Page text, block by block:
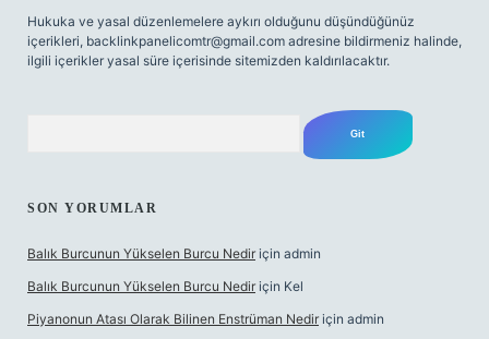
Hukuka ve yasal düzenlemelere aykırı olduğunu düşündüğünüz
içerikleri, backlinkpanelicomtr@gmail.com adresine bildirmeniz halinde,
ilgili içerikler yasal süre içerisinde sitemizden kaldırılacaktır.
SON YORUMLAR
Balık Burcunun Yükselen Burcu Nedir için admin
Balık Burcunun Yükselen Burcu Nedir için Kel
Piyanonun Atası Olarak Bilinen Enstrüman Nedir için admin